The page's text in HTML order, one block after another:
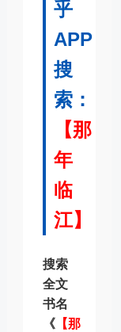
乎
APP
搜
索：
【那
年
临
江】
搜索
全文
书名
《 【那